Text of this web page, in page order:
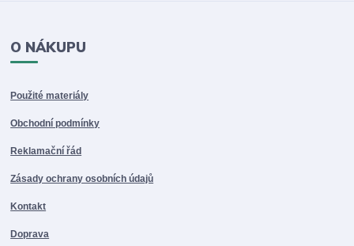
O NÁKUPU
Použité materiály
Obchodní podmínky
Reklamační řád
Zásady ochrany osobních údajů
Kontakt
Doprava